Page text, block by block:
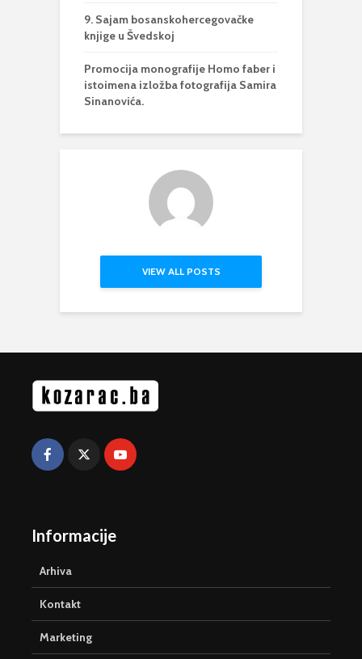
9. Sajam bosanskohercegovačke
knjige u Švedskoj
Promocija monografije Homo faber i
istoimena izložba fotografija Samira
Sinanovića.
VIEW ALL POSTS
Informacije
Arhiva
Kontakt
Marketing